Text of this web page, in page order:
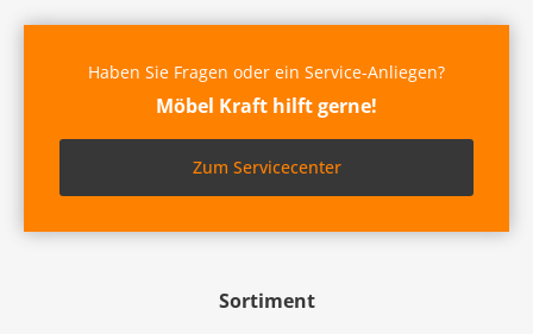
Sortiment
Haben Sie Fragen oder ein Service-Anliegen?
Möbel Kraft hilft gerne!
Zum Servicecenter